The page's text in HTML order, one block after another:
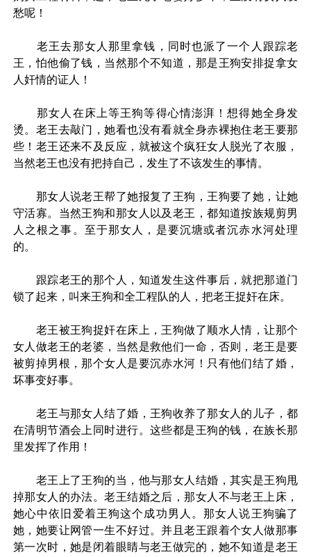
愁呢！
老王去那女人那里拿钱，同时也派了一个人跟踪老
王，怕他偷了钱，当然那个不知道，那是王狗安排捉拿女
人奸情的证人！
那女人在床上等王狗等得心情澎湃！想得她全身发
烫。老王去敲门，她看也没有看就全身赤裸抱住老王要那
些！老王还来不及反应，就被这个疯狂女人脱光了衣服，
当然老王也没有把持自己，发生了不该发生的事情。
那女人说老王帮了她报复了王狗，王狗要了她，让她
守活寡。当然王狗和那女人以及老王，都知道按族规剪男
人之根之事。至于那女人，是要沉塘或者沉赤水河处理
的。
跟踪老王的那个人，知道发生这件事后，就把那道门
锁了起来，叫来王狗和全工程队的人，把老王捉奸在床。
老王被王狗捉奸在床上，王狗做了顺水人情，让那个
女人做老王的老婆，当然是救他们一命，否则，老王是要
被剪掉男根，那个女人是要沉赤水河！只有他们结了婚，
坏事变好事。
老王与那女人结了婚，王狗收养了那女人的儿子，都
在清明节酒会上同时进行。这些都是王狗的钱，在族长那
里发挥了作用！
老王上了王狗的当，他与那女人结婚，其实是王狗甩
掉那女人的办法。老王结婚之后，那女人不与老王上床，
她心中依旧爱着王狗这个成功男人。那女人说王狗骗了
她，她要让网管一生不好过。并且老王跟着个女人做那事
第一次时，她是闭着眼睛与老王做完的，她不知道是老王